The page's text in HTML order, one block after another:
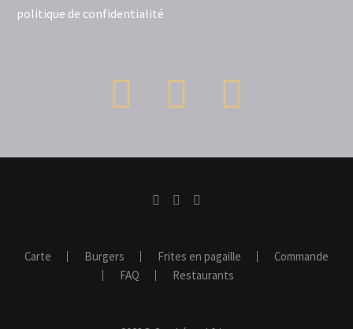
politique de confidentialité
Carte Burgers Frites en pagaille
Commande
FAQ
Restaurants